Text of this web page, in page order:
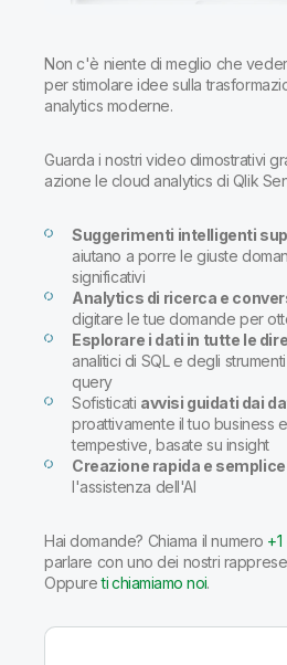
Talend
Non c'è niente di meglio che
per stimolare idee sulla
analytics moderne.
Guarda i nostri video dimostrativi
azione le cloud analytics di Qlik
Suggerimenti intelligenti
aiutano a porre le giuste
significativi
Analytics di ricerca e
digitare le tue domande per
Esplorare i dati in tutte le
analitici di SQL e degli
query
Sofisticati avvisi guidati dai
proattivamente il tuo business
tempestive, basate su insight
Creazione rapida e semplice
l'assistenza dell'AI
Hai domande? Chiama il numero
parlare con uno dei nostri
Oppureti chiamiamo noi.